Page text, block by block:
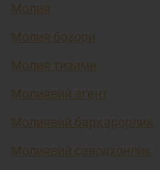
Молия
Молия бозори
Молия тизими
Молиявий агент
Молиявий барқарорлик
Молиявий саводхонлик